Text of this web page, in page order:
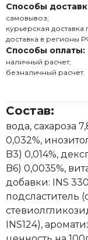
Способы
самовывоз;
курьерская
доставка в регионы
Способы оплаты:
наличный расчет;
безналичный расчет.
Состав:
вода, сахароза
0,032%,
B3) 0,014%,
B6) 0,0035%,
добавки: INS
подсластитель
INS124),